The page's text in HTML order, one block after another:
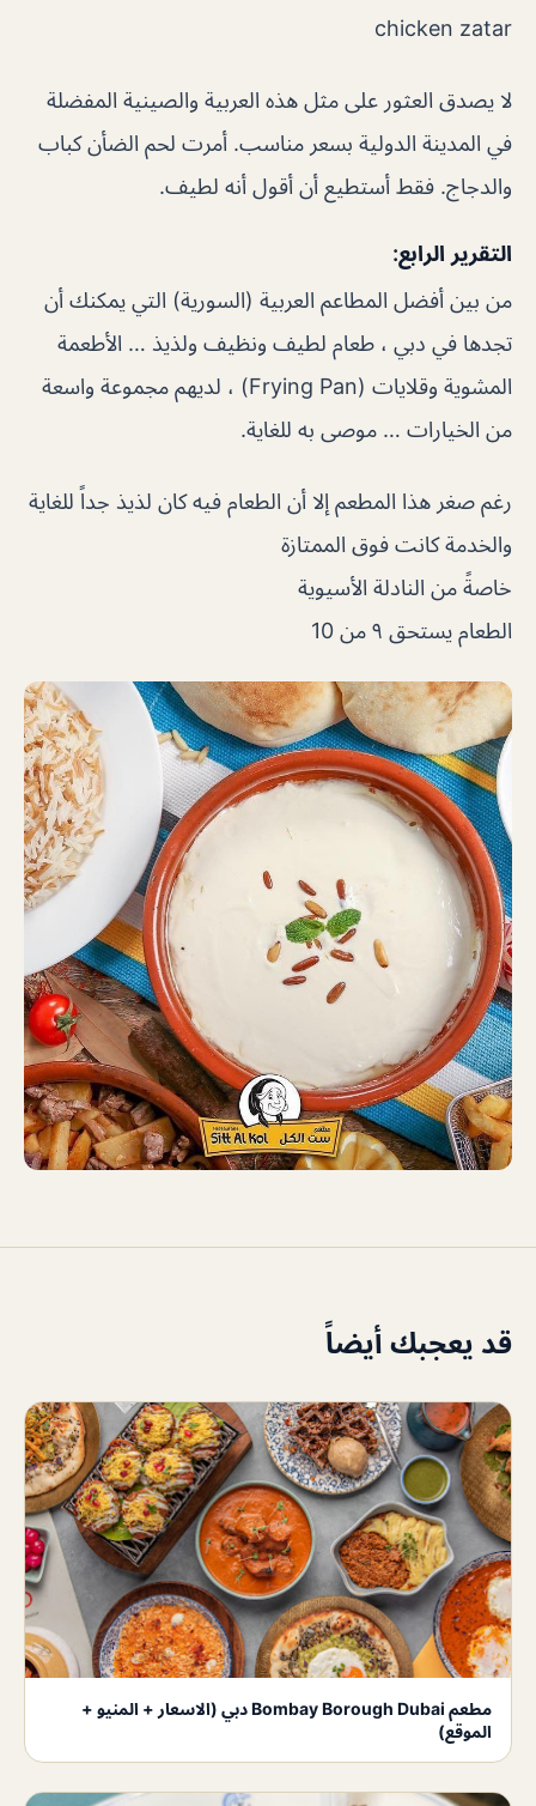
chicken zatar
لا يصدق العثور على مثل هذه العربية والصينية المفضلة
في المدينة الدولية بسعر مناسب. أمرت لحم الضأن كباب
والدجاج. فقط أستطيع أن أقول أنه لطيف.
التقرير الرابع:
من بين أفضل المطاعم العربية (السورية) التي يمكنك أن
تجدها في دبي ، طعام لطيف ونظيف ولذيذ … الأطعمة
المشوية وقلايات (Frying Pan) ، لديهم مجموعة واسعة
من الخيارات … موصى به للغاية.
رغم صغر هذا المطعم إلا أن الطعام فيه كان لذيذ جداً للغاية
والخدمة كانت فوق الممتازة
خاصةً من النادلة الأسيوية
الطعام يستحق ٩ من 10
قد يعجبك أيضاً
مطعم Bombay Borough Dubai دبي (الاسعار + المنيو +
الموقع)